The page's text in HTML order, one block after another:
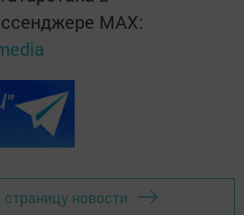
MАХ:
страницу новости